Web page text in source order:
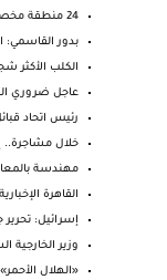
24 منطقة مخصصة للمرح الرياضي «دي بي ورلد كايت بيتش...
بدور القاسمي:
الكلب الأكثر شجاعة في 2023..
عاجل ضروري
رئيس اتحاد
خلال مشاجرة..
مهندسة
القاهرة الإخبارية:
إسرائيل:
وزير الخارجية
«الهلال